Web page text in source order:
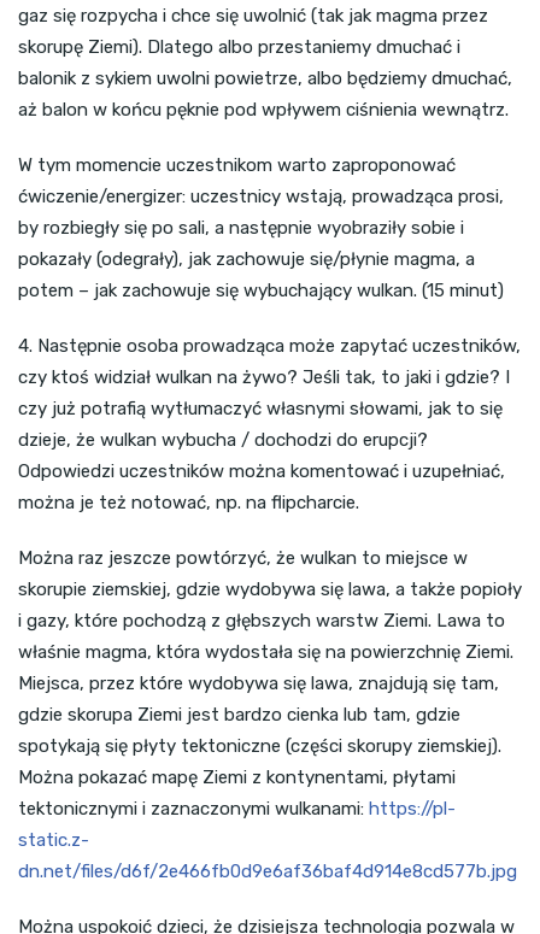
gaz się rozpycha i chce się uwolnić (tak jak magma przez
skorupę Ziemi). Dlatego albo przestaniemy dmuchać i
balonik z sykiem uwolni powietrze, albo będziemy dmuchać,
aż balon w końcu pęknie pod wpływem ciśnienia wewnątrz.
W tym momencie uczestnikom warto zaproponować
ćwiczenie/energizer: uczestnicy wstają, prowadząca prosi,
by rozbiegły się po sali, a następnie wyobraziły sobie i
pokazały (odegrały), jak zachowuje się/płynie magma, a
potem – jak zachowuje się wybuchający wulkan. (15 minut)
4. Następnie osoba prowadząca może zapytać uczestników,
czy ktoś widział wulkan na żywo? Jeśli tak, to jaki i gdzie? I
czy już potrafią wytłumaczyć własnymi słowami, jak to się
dzieje, że wulkan wybucha / dochodzi do erupcji?
Odpowiedzi uczestników można komentować i uzupełniać,
można je też notować, np. na flipcharcie.
Można raz jeszcze powtórzyć, że wulkan to miejsce w
skorupie ziemskiej, gdzie wydobywa się lawa, a także popioły
i gazy, które pochodzą z głębszych warstw Ziemi. Lawa to
właśnie magma, która wydostała się na powierzchnię Ziemi.
Miejsca, przez które wydobywa się lawa, znajdują się tam,
gdzie skorupa Ziemi jest bardzo cienka lub tam, gdzie
spotykają się płyty tektoniczne (części skorupy ziemskiej).
Można pokazać mapę Ziemi z kontynentami, płytami
tektonicznymi i zaznaczonymi wulkanami: https://pl-
static.z-
dn.net/files/d6f/2e466fb0d9e6af36baf4d914e8cd577b.jpg
Można uspokoić dzieci, że dzisiejsza technologia pozwala w